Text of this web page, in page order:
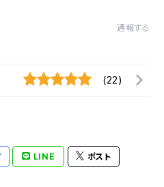
通報する
(22)
LINE ポスト